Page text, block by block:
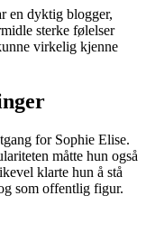
en dyktig blogger,
sterke følelser
virkelig kjenne
for Sophie Elise.
måtte hun også
klarte hun å stå
som offentlig figur.